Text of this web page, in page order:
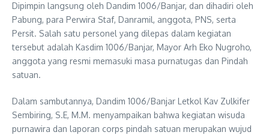
Dipimpin langsung oleh Dandim 1006/Banjar, dan dihadiri oleh
Pabung, para Perwira Staf, Danramil, anggota, PNS, serta
Persit. Salah satu personel yang dilepas dalam kegiatan
tersebut adalah Kasdim 1006/Banjar, Mayor Arh Eko Nugroho,
anggota yang resmi memasuki masa purnatugas dan Pindah
satuan.
Dalam sambutannya, Dandim 1006/Banjar Letkol Kav Zulkifer
Sembiring, S.E, M.M. menyampaikan bahwa kegiatan wisuda
purnawira dan laporan corps pindah satuan merupakan wujud